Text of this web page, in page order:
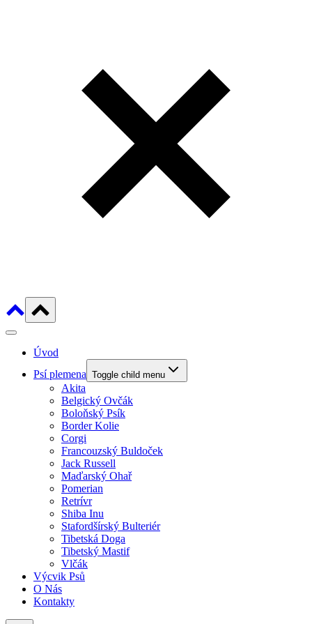
Úvod
Psí plemena Toggle child menu
Akita
Belgický Ovčák
Boloňský Psík
Border Kolie
Corgi
Francouzský Buldoček
Jack Russell
Maďarský Ohař
Pomerian
Retrívr
Shiba Inu
Stafordšírský Bulteriér
Tibetská Doga
Tibetský Mastif
Vlčák
Výcvik Psů
O Nás
Kontakty